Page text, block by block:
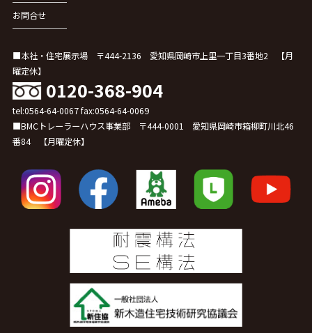
お問合せ
■本社・住宅展示場 〒444-2136 愛知県岡崎市上里一丁目3番地2 【月
曜定休】
0120-368-904
tel:0564-64-0067 fax:0564-64-0069
■BMCトレーラーハウス事業部 〒444-0001 愛知県岡崎市箱柳町川北46
番84 【月曜定休】